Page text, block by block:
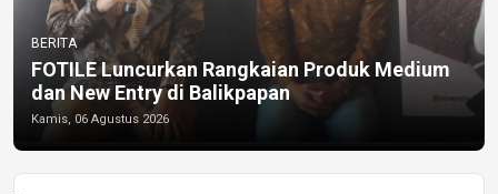
BERITA
FOTILE Luncurkan Rangkaian Produk Medium
dan New Entry di Balikpapan
Kamis, 06 Agustus 2026